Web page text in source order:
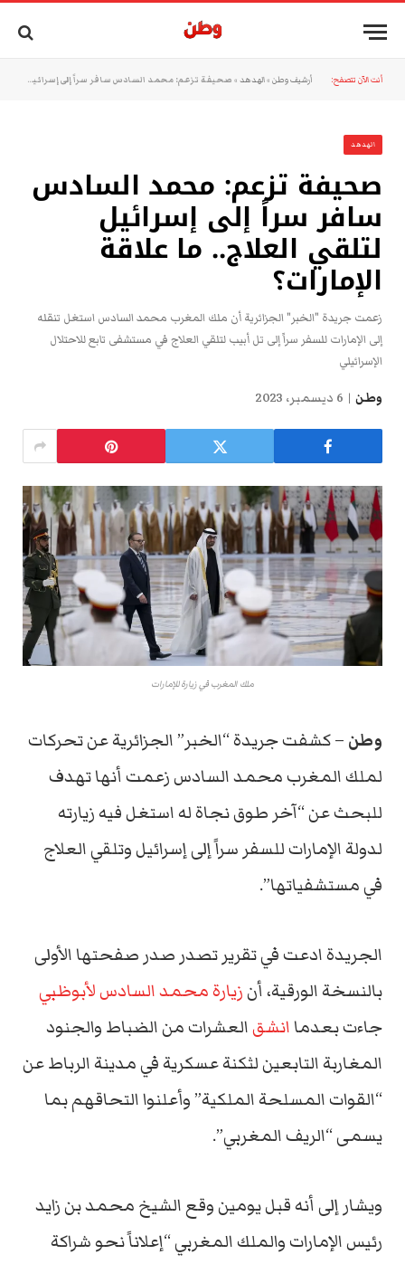
أنت الآن تتصفح: أرشيف وطن »الهدهد » صحيفة تزعم: محمد السادس سافر سراً إلى إسرائيل لتلقي العلاج.. ما علاقة الإمارات؟
الهدهد
صحيفة تزعم: محمد السادس
سافر سراً إلى إسرائيل
لتلقي العلاج.. ما علاقة
الإمارات؟
زعمت جريدة "الخبر" الجزائرية أن ملك المغرب محمد السادس استغل تنقله
إلى الإمارات للسفر سراً إلى تل أبيب لتلقي العلاج في مستشفى تابع للاحتلال
الإسرائيلي
وطن 6 ديسمبر، 2023
ملك المغرب في زيارة للإمارات
وطن – كشفت جريدة “الخبر” الجزائرية عن تحركات
لملك المغرب محمد السادس زعمت أنها تهدف
للبحث عن “آخر طوق نجاة له استغل فيه زيارته
لدولة الإمارات للسفر سراً إلى إسرائيل وتلقي العلاج
في مستشفياتها”.
الجريدة ادعت في تقرير تصدر صدر صفحتها الأولى
بالنسخة الورقية، أنزيارة محمد السادس لأبوظبي
جاءت بعدما انشقالعشرات من الضباط والجنود
المغاربة التابعين لثكنة عسكرية في مدينة الرباط عن
“القوات المسلحة الملكية” وأعلنوا التحاقهم بما
يسمى “الريف المغربي”.
ويشار إلى أنه قبل يومين وقع الشيخ محمد بن زايد
رئيس الإمارات والملك المغربي “إعلاناً نحو شراكة